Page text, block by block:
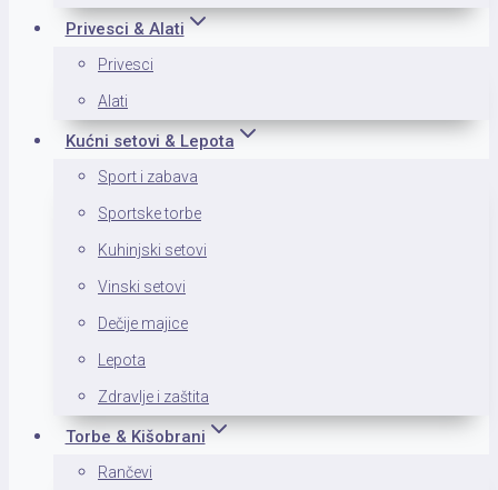
Privesci & Alati
Privesci
Alati
Kućni setovi & Lepota
Sport i zabava
Sportske torbe
Kuhinjski setovi
Vinski setovi
Dečije majice
Lepota
Zdravlje i zaštita
Torbe & Kišobrani
Rančevi